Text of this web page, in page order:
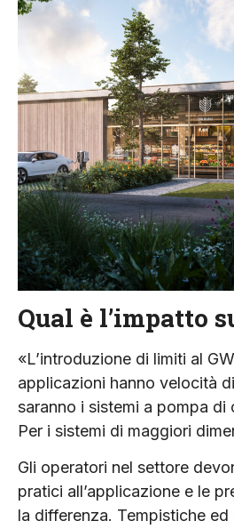
Qual è l’impatto
«L’introduzione di limiti al
applicazioni hanno velocità
saranno i sistemi a pompa
Per i sistemi di maggiori
Gli operatori nel settore
pratici all’applicazione e le
la differenza. Tempistiche